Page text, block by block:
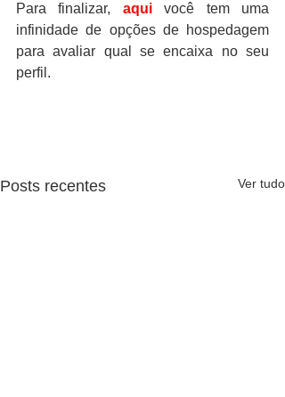
Para finalizar, aqui você tem uma
infinidade de opções de hospedagem
para avaliar qual se encaixa no seu
perfil.
Posts recentes Ver tudo